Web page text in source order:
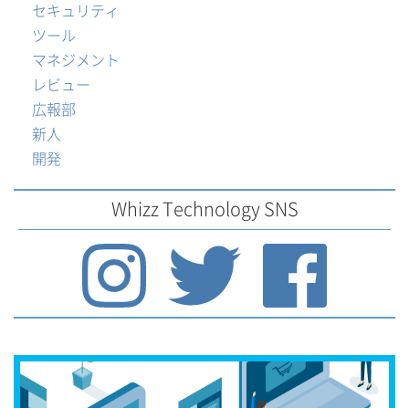
セキュリティ
ツール
マネジメント
レビュー
広報部
新人
開発
Whizz Technology SNS